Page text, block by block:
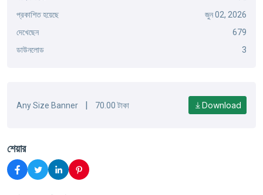
প্রকাশিত হয়েছে
জুন 02, 2026
দেখেছেন
679
ডাউনলোড
3
Any Size Banner | 70.00 টাকা Download
শেয়ার